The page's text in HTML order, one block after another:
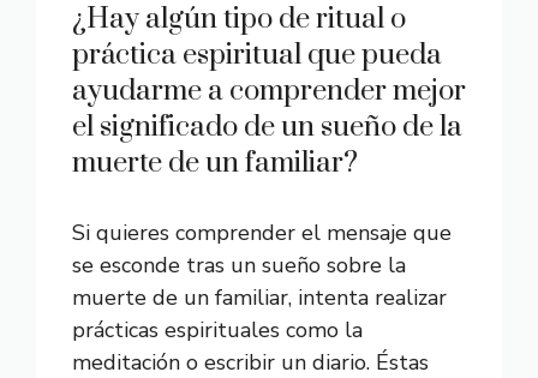
¿Hay algún tipo de ritual o
práctica espiritual que pueda
ayudarme a comprender mejor
el significado de un sueño de la
muerte de un familiar?
Si quieres comprender el mensaje que
se esconde tras un sueño sobre la
muerte de un familiar, intenta realizar
prácticas espirituales como la
meditación o escribir un diario. Éstas